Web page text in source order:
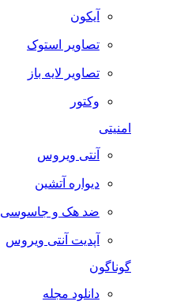
آیکون
تصاویر استوک
تصاویر لایه باز
وکتور
امنیتی
آنتی ویروس
دیواره آتشین
ضد هک و جاسوسی
آپدیت آنتی ویروس
گوناگون
دانلود مجله